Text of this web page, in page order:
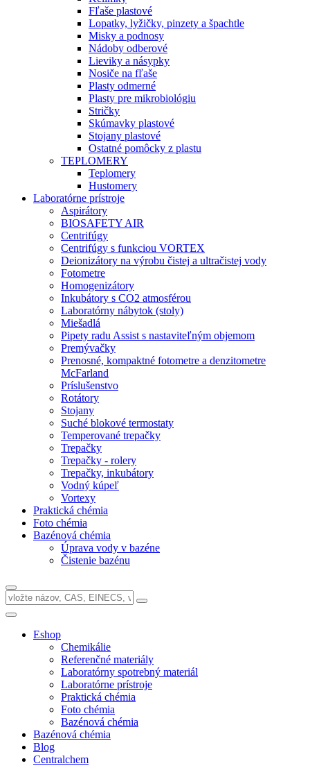
Fľaše plastové
Lopatky, lyžičky, pinzety a špachtle
Misky a podnosy
Nádoby odberové
Lieviky a násypky
Nosiče na fľaše
Plasty odmerné
Plasty pre mikrobiológiu
Stričky
Skúmavky plastové
Stojany plastové
Ostatné pomôcky z plastu
TEPLOMERY
Teplomery
Hustomery
Laboratórne prístroje
Aspirátory
BIOSAFETY AIR
Centrifúgy
Centrifúgy s funkciou VORTEX
Deionizátory na výrobu čistej a ultračistej vody
Fotometre
Homogenizátory
Inkubátory s CO2 atmosférou
Laboratórny nábytok (stoly)
Miešadlá
Pipety radu Assist s nastaviteľným objemom
Premývačky
Prenosné, kompaktné fotometre a denzitometre
McFarland
Príslušenstvo
Rotátory
Stojany
Suché blokové termostaty
Temperované trepačky
Trepačky
Trepačky - rolery
Trepačky, inkubátory
Vodný kúpeľ
Vortexy
Praktická chémia
Foto chémia
Bazénová chémia
Úprava vody v bazéne
Čistenie bazénu
Eshop
Chemikálie
Referenčné materiály
Laboratórny spotrebný materiál
Laboratórne prístroje
Praktická chémia
Foto chémia
Bazénová chémia
Bazénová chémia
Blog
Centralchem